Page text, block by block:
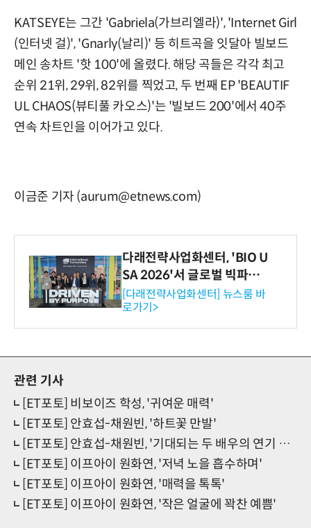
KATSEYE는 그간 'Gabriela(가브리엘라)', 'Internet Girl
(인터넷 걸)', 'Gnarly(날리)' 등 히트곡을 잇달아 빌보드
메인 송차트 '핫 100'에 올렸다. 해당 곡들은 각각 최고
순위 21위, 29위, 82위를 찍었고, 두 번째 EP 'BEAUTIF
UL CHAOS(뷰티풀 카오스)'는 '빌보드 200'에서 40주
연속 차트인을 이어가고 있다.
이금준 기자 (aurum@etnews.com)
다래전략사업화센터, 'BIO U
SA 2026'서 글로벌 빅파마
와의 비즈니스 미팅 지원…K
-바이오 해외 진출 교두보 확
보
[다래전략사업화센터] 뉴스룸 바
로가기>
관련 기사
[ET포토] 비보이즈 학성, '귀여운 매력'
[ET포토] 안효섭-채원빈, '하트꽃 만발'
[ET포토] 안효섭-채원빈, '기대되는 두 배우의 연기 케미'
[ET포토] 이프아이 원화연, '저녁 노을 흡수하며'
[ET포토] 이프아이 원화연, '매력을 톡톡'
[ET포토] 이프아이 원화연, '작은 얼굴에 꽉찬 예쁨'